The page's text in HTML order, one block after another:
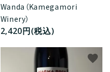
Wanda（Kamegamori
Winery）
2,420円(税込)
favorite